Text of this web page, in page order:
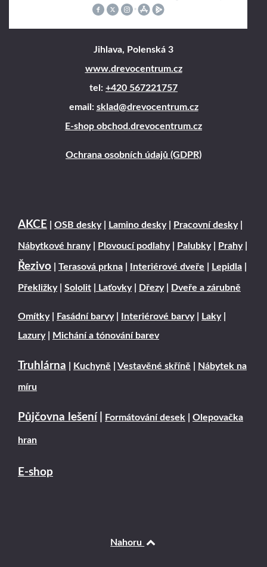
Jihlava, Polenská 3
www.drevocentrum.cz
tel: +420 567221757
email: sklad@drevocentrum.cz
E-shop obchod.drevocentrum.cz
Ochrana osobních údajů (GDPR)
AKCE OSB desky| Lamino desky| Pracovní desky|
Nábytkové hrany| Plovoucí podlahy| Palubky| Prahy|
Řezivo Terasová prkna Interiérové dveře Lepidla
Překližky| Sololit Laťovky| Dřezy| Dveře a zárubně
Omítky| Fasádní barvy| Interiérové barvy| Laky|
Lazury| Michání a tónování barev
Truhlárna Kuchyně Vestavěné skříně Nábytek na
míru
Půjčovna lešení Formátování desek Olepovačka
hran
E-shop
Nahoru